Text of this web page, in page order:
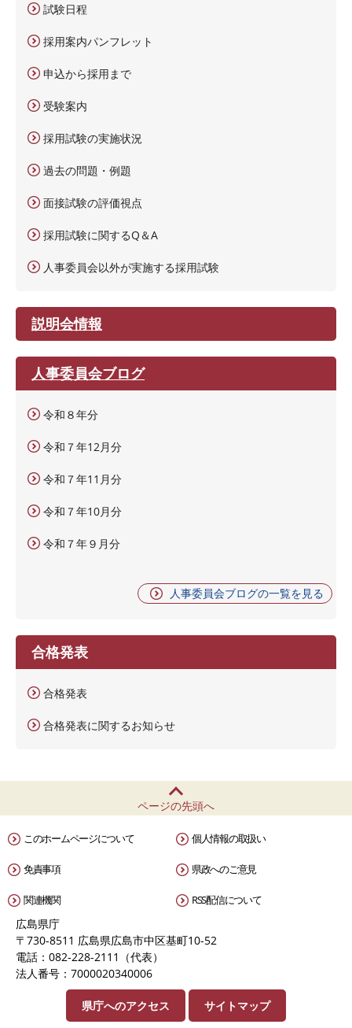
試験日程
採用案内パンフレット
申込から採用まで
受験案内
採用試験の実施状況
過去の問題・例題
面接試験の評価視点
採用試験に関するQ＆A
人事委員会以外が実施する採用試験
説明会情報
人事委員会ブログ
令和８年分
令和７年12月分
令和７年11月分
令和７年10月分
令和７年９月分
人事委員会ブログの一覧を見る
合格発表
合格発表
合格発表に関するお知らせ
ページの先頭へ
このホームページについて 個人情報の取扱い
免責事項 県政へのご意見
関連機関 RSS配信について
広島県庁
〒730-8511 広島県広島市中区基町10-52
電話：082-228-2111（代表）
法人番号：7000020340006
県庁へのアクセス サイトマップ